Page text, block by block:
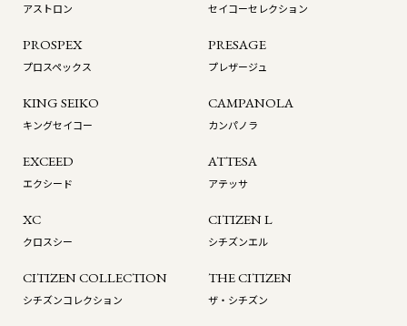
アストロン セイコーセレクション
PROSPEX
プロスペックス
PRESAGE
プレザージュ
KING SEIKO
キングセイコー
CAMPANOLA
カンパノラ
EXCEED
エクシード
ATTESA
アテッサ
XC
クロスシー
CITIZEN L
シチズンエル
CITIZEN COLLECTION
シチズンコレクション
THE CITIZEN
ザ・シチズン